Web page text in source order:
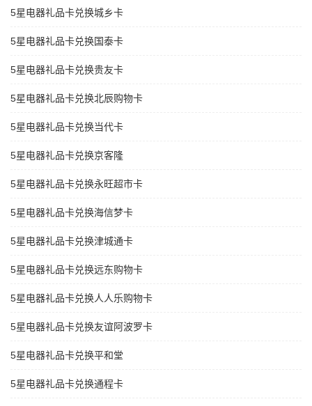
5星电器礼品卡兑换城乡卡
5星电器礼品卡兑换国泰卡
5星电器礼品卡兑换贵友卡
5星电器礼品卡兑换北辰购物卡
5星电器礼品卡兑换当代卡
5星电器礼品卡兑换京客隆
5星电器礼品卡兑换永旺超市卡
5星电器礼品卡兑换海信梦卡
5星电器礼品卡兑换津城通卡
5星电器礼品卡兑换远东购物卡
5星电器礼品卡兑换人人乐购物卡
5星电器礼品卡兑换友谊阿波罗卡
5星电器礼品卡兑换平和堂
5星电器礼品卡兑换通程卡